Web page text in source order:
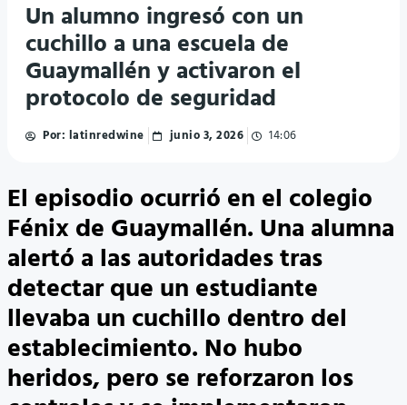
Un alumno ingresó con un
cuchillo a una escuela de
Guaymallén y activaron el
protocolo de seguridad
Por: latinredwine junio 3, 2026 14:06
El episodio ocurrió en el colegio
Fénix de Guaymallén. Una alumna
alertó a las autoridades tras
detectar que un estudiante
llevaba un cuchillo dentro del
establecimiento. No hubo
heridos, pero se reforzaron los